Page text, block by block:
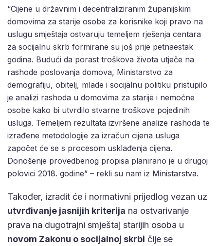
“Cijene u državnim i decentraliziranim županijskim
domovima za starije osobe za korisnike koji pravo na
uslugu smještaja ostvaruju temeljem rješenja centara
za socijalnu skrb formirane su još prije petnaestak
godina. Budući da porast troškova života utječe na
rashode poslovanja domova, Ministarstvo za
demografiju, obitelj, mlade i socijalnu politiku pristupilo
je analizi rashoda u domovima za starije i nemoćne
osobe kako bi utvrdilo stvarne troškove pojedinih
usluga. Temeljem rezultata izvršene analize rashoda te
izrađene metodologije za izračun cijena usluga
započet će se s procesom usklađenja cijena.
Donošenje provedbenog propisa planirano je u drugoj
polovici 2018. godine” – rekli su nam iz Ministarstva.
Također, izradit će i normativni prijedlog vezan uz
utvrđivanje jasnijih kriterija na ostvarivanje
prava na dugotrajni smještaj starijih osoba u
novom Zakonu o socijalnoj skrbi čije se